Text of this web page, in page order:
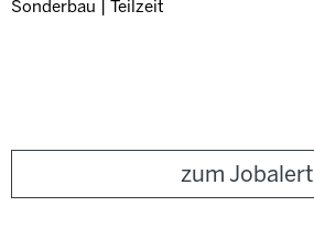
Sonderbau | Teilzeit
zum Jobalert